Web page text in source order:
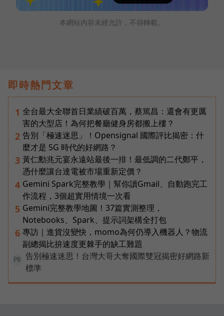
本網站內容未經允許，不得轉載。
即時熱門文章
1 全台最大全聯首日業績破百萬，蔡篤昌：還會有更厲
害的大型店！為何把餐廳健身房都搬上樓？
2 告別「極速迷思」！Opensignal 國際評比揭密：什
麼才是 5G 時代的好網路？
3 黃仁勳兆元宴永遠站最後一排！最低調的二代鄭平，
憑什麼讓台達電被市場重新定價？
4 Gemini Spark完整教學｜幫你讀Gmail、自動跑完工
作流程，3個超實用情境一次看
5 Gemini完整教學地圖！37篇實測整理，
Notebooks、Spark、提示詞架構全打包
6 專訪｜進貨沒變快，momo為何仍導入機器人？物流
副總揭比拚速度更棘手的缺工難題
PR
告別極速迷思！台灣大哥大奪國際雙冠揭密好網路新
標準